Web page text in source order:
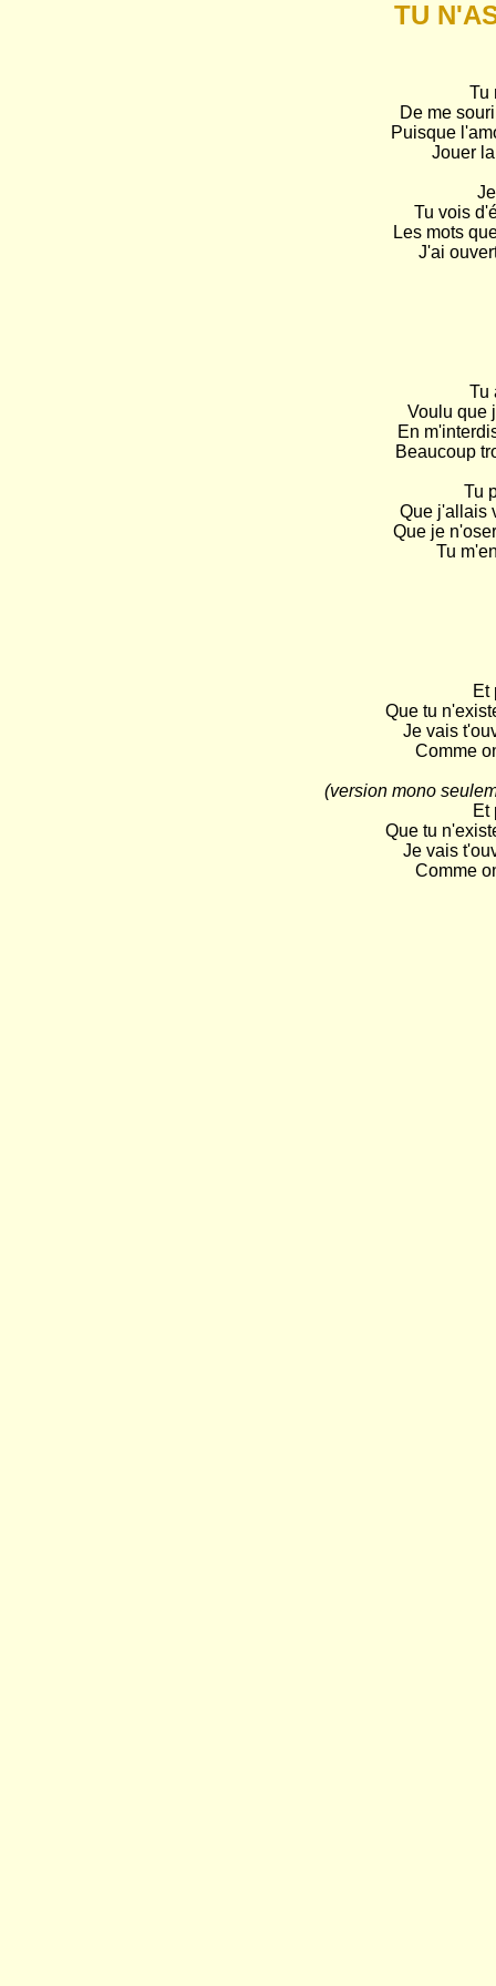
TU
Tu
De me
Puisque
Jouer
Tu vois
Les mots
J'ai
Tu
Voulu que
En
Beaucoup
Tu
Que j'allais
Que je
Tu
Et
Que tu
Je vais
Comme
(version mono
Et
Que tu
Je vais
Comme